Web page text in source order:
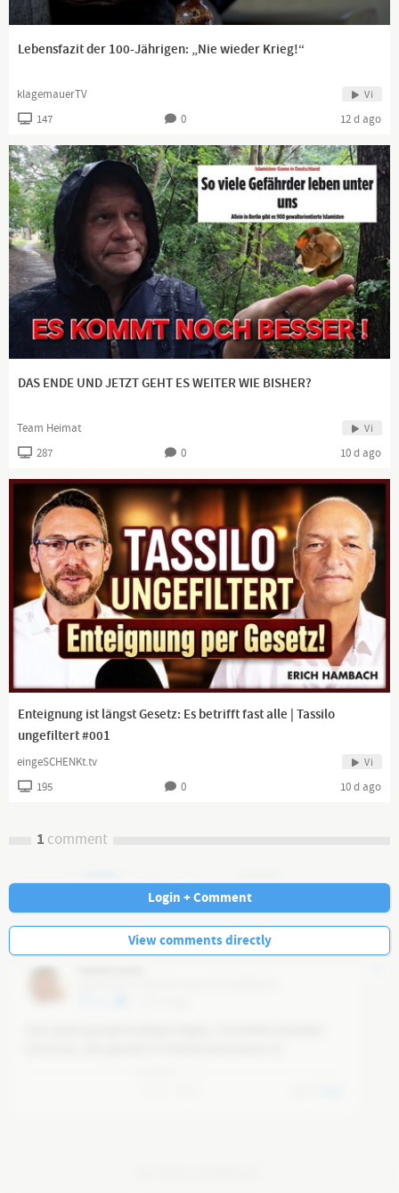
Lebensfazit der 100-Jährigen: „Nie wieder Krieg!“
klagemauerTV Vi
147 0 12 d ago
DAS ENDE UND JETZT GEHT ES WEITER WIE BISHER?
Team Heimat Vi
287 0 10 d ago
Enteignung ist längst Gesetz: Es betrifft fast alle | Tassilo
ungefiltert #001
eingeSCHENKt.tv Vi
195 0 10 d ago
1 comment
Login + Comment
View comments directly